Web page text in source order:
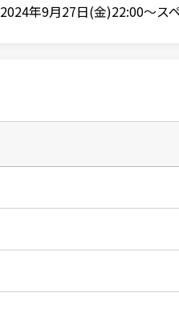
年9月27日(金)22:00〜ス